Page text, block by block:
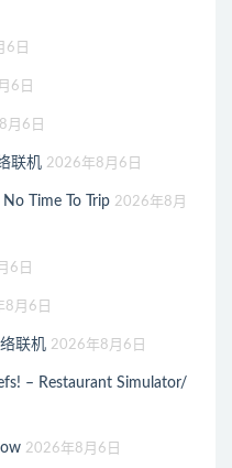
6日
6日
月6日
联机 2026年8月6日
Time To Trip 2026年8月
6日
8月6日
联机 2026年8月6日
– Restaurant Simulator/
2026年8月6日